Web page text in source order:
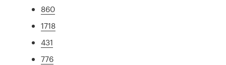
860
1718
431
776